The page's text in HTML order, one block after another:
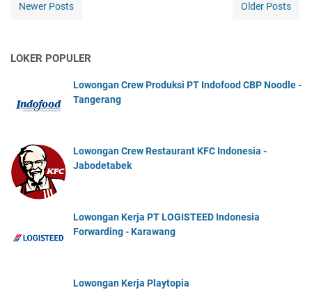
Newer Posts Older Posts
LOKER POPULER
Lowongan Crew Produksi PT Indofood CBP Noodle -
Tangerang
Lowongan Crew Restaurant KFC Indonesia -
Jabodetabek
Lowongan Kerja PT LOGISTEED Indonesia
Forwarding - Karawang
Lowongan Kerja Playtopia